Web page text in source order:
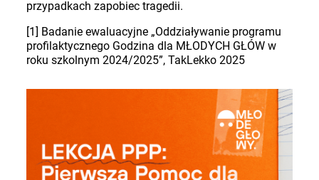
przypadkach zapobiec tragedii.
[1] Badanie ewaluacyjne „Oddziaływanie programu
profilaktycznego Godzina dla MŁODYCH GŁÓW w
roku szkolnym 2024/2025”, TakLekko 2025